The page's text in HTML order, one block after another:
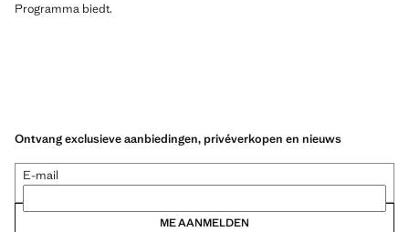
Programma biedt.
Ontvang exclusieve aanbiedingen, privéverkopen en nieuws
E-mail
ME AANMELDEN